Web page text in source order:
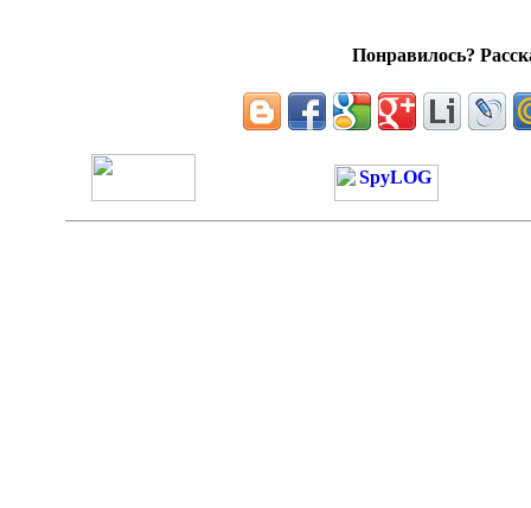
Понравилось?